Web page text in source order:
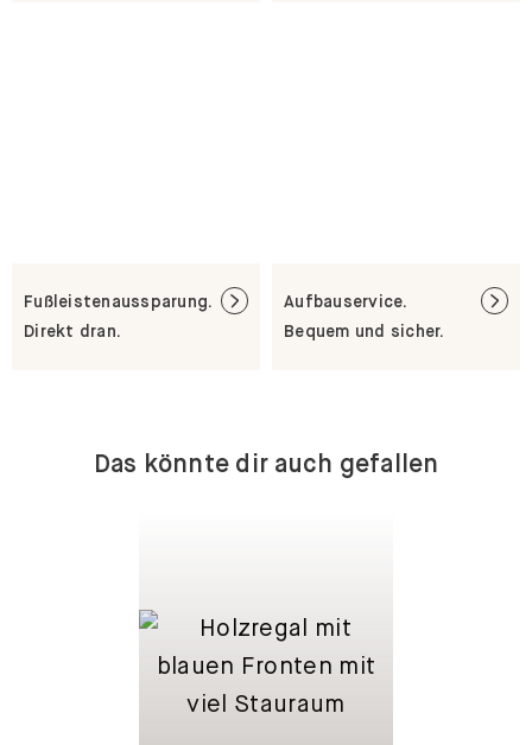
Fußleistenaussparung.
Direkt dran.
Aufbauservice.
Bequem und sicher.
Das könnte dir auch gefallen